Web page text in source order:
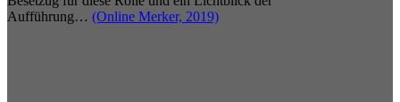
Aufführung… (Online Merker, 2019)